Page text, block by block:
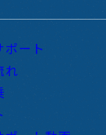
ート
れ